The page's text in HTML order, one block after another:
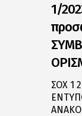
1/
ΣΟΧ 1